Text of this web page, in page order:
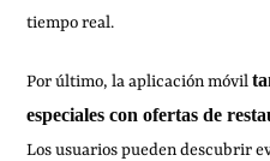
tiempo real.
Por último, la aplicación móvil
especiales con ofertas de
Los usuarios pueden descubrir